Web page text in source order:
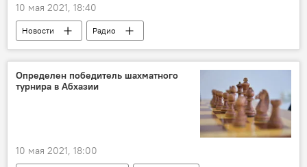
10 мая 2021, 18:40
Новости Радио
Определен победитель шахматного
турнира в Абхазии
10 мая 2021, 18:00